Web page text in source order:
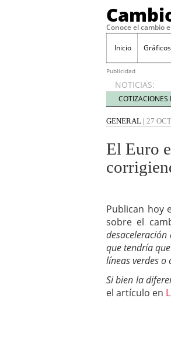
Conoce el cambio
Inicio Gráficos
Publicidad
NOTICIAS:
COTIZACIONES
GENERAL | 27
El Euro
Publican hoy
sobre el
que tendría
líneas verdes o
Si bien la
el artículo en